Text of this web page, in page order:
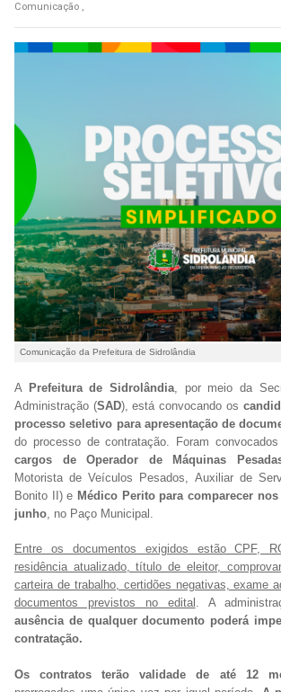
Comunicação ,
Comunicação da Prefeitura de Sidrolândia
A Prefeitura de Sidrolândia, por meio da
Administração (SAD), está convocando os
processo seletivo para apresentação de
do processo de contratação. Foram
cargos de Operador de Máquinas
Motorista de Veículos Pesados, Auxiliar de
Bonito II) e Médico Perito para comparecer
junho, no Paço Municipal.
Entre os documentos exigidos estão CPF,
residência atualizado, título de eleitor,
carteira de trabalho, certidões negativas, exame
documentos previstos no edital . A
ausência de qualquer documento poderá
contratação.
Os contratos terão validade de até 12